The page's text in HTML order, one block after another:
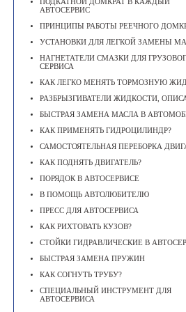
АВТОСЕРВИС
ПРИНЦИПЫ РАБОТЫ РЕЕЧНОГО
УСТАНОВКИ ДЛЯ ЛЕГКОЙ ЗАМЕНЫ
НАГНЕТАТЕЛИ СМАЗКИ ДЛЯ
СЕРВИСА
КАК ЛЕГКО МЕНЯТЬ ТОРМОЗНУЮ
РАЗБРЫЗГИВАТЕЛИ ЖИДКОСТИ,
БЫСТРАЯ ЗАМЕНА МАСЛА В
КАК ПРИМЕНЯТЬ ГИДРОЦИЛИНДР?
САМОСТОЯТЕЛЬНАЯ ПЕРЕБОРКА
КАК ПОДНЯТЬ ДВИГАТЕЛЬ?
ПОРЯДОК В АВТОСЕРВИСЕ
В ПОМОЩЬ АВТОЛЮБИТЕЛЮ
ПРЕСС ДЛЯ АВТОСЕРВИСА
КАК РИХТОВАТЬ КУЗОВ?
СТОЙКИ ГИДРАВЛИЧЕСКИЕ В
БЫСТРАЯ ЗАМЕНА ПРУЖИН
КАК СОГНУТЬ ТРУБУ?
СПЕЦИАЛЬНЫЙ ИНСТРУМЕНТ ДЛЯ
АВТОСЕРВИСА